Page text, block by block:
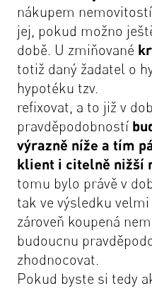
nákupem
jej, pokud možno
době. U zmiňované
totiž daný žadatel o
hypotéku tzv.
refixovat, a to již v
pravděpodobností
výrazně níže a tím
klient i citelně nižší
tomu bylo právě v
tak ve výsledku
zároveň koupená
budoucnu
zhodnocovat.
Pokud byste si tedy